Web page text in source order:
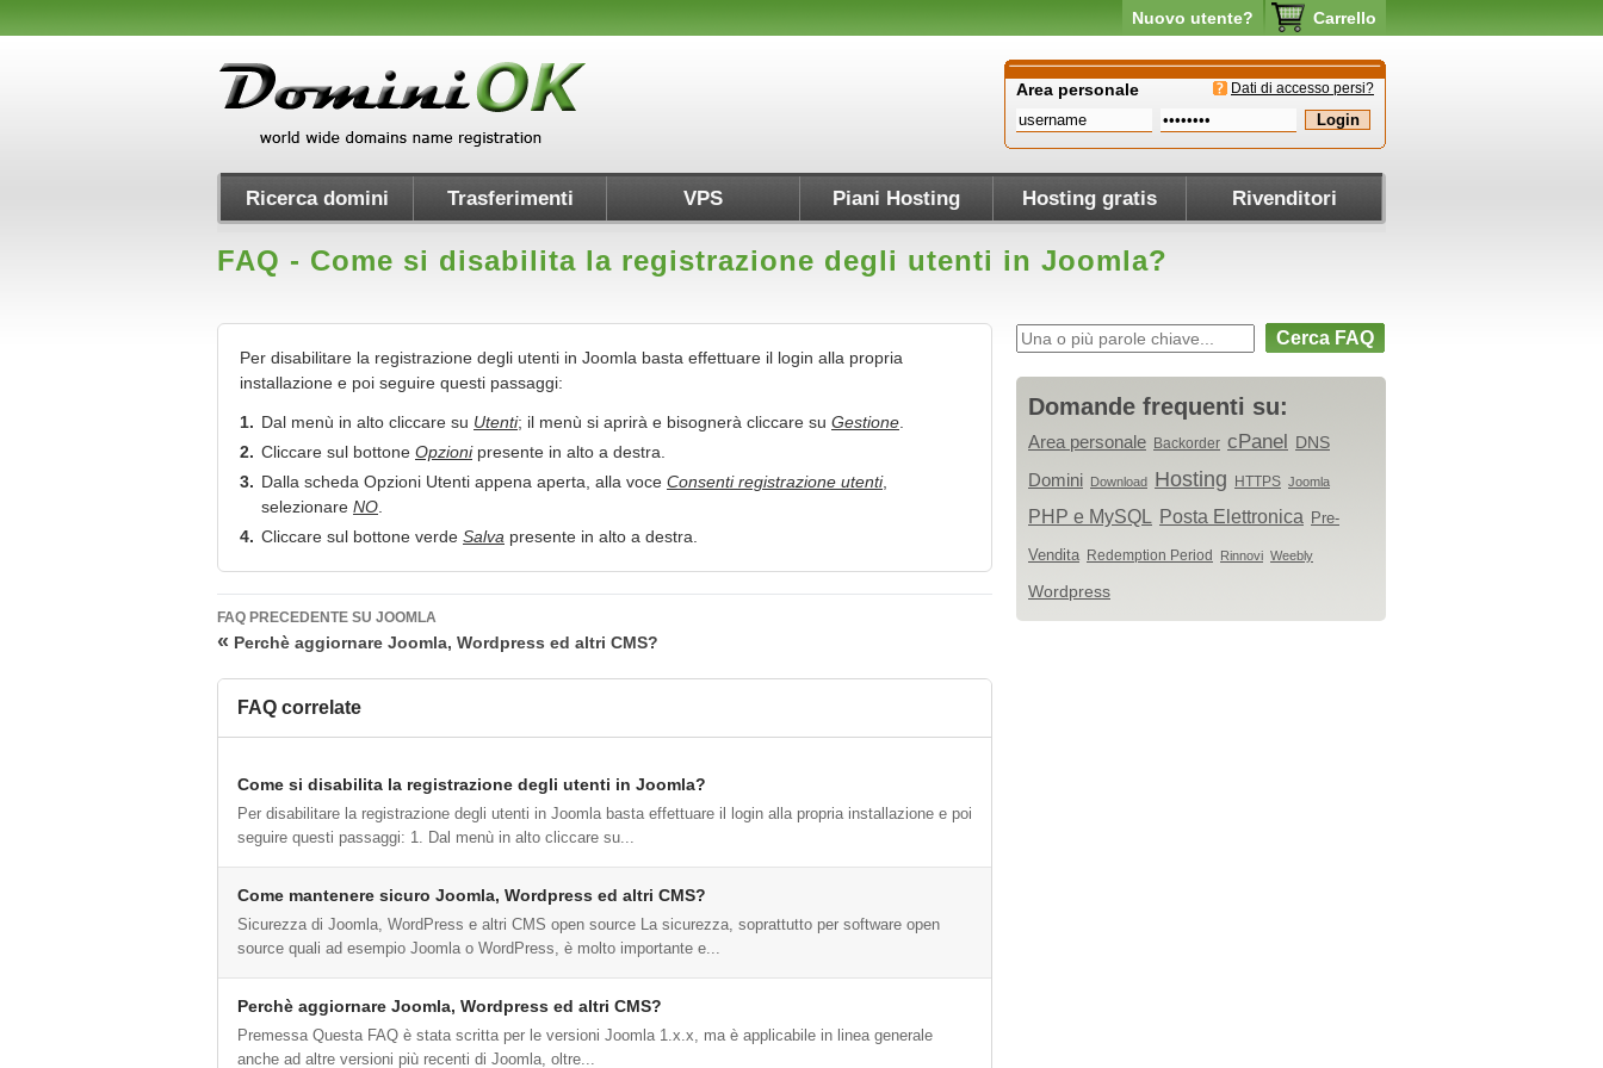
Nuovo utente? Carrello
Dati di accesso persi?
Area personale
Ricerca domini Trasferimenti VPS Piani Hosting Hosting gratis Rivenditori
FAQ - Come si disabilita la registrazione degli utenti in Joomla?
Per disabilitare la registrazione degli utenti in Joomla basta effettuare il login alla propria
installazione e poi seguire questi passaggi:
1. Dal menù in alto cliccare su Utenti; il menù si aprirà e bisognerà cliccare su Gestione
2. Cliccare sul bottone Opzionipresente in alto a destra.
3. Dalla scheda Opzioni Utenti appena aperta, alla voce Consenti registrazione utenti,
selezionare NO
4. Cliccare sul bottone verde Salva presente in alto a destra.
FAQ PRECEDENTE SU JOOMLA
« Perchè aggiornare Joomla, Wordpress ed altri CMS?
FAQ correlate
Come si disabilita la registrazione degli utenti in Joomla?
Per disabilitare la registrazione degli utenti in Joomla basta effettuare il login alla propria installazione e poi
seguire questi passaggi: 1. Dal menù in alto cliccare su...
Come mantenere sicuro Joomla, Wordpress ed altri CMS?
Sicurezza di Joomla, WordPress e altri CMS open source La sicurezza, soprattutto per software open
source quali ad esempio Joomla o WordPress, è molto importante e...
Perchè aggiornare Joomla, Wordpress ed altri CMS?
Premessa Questa FAQ è stata scritta per le versioni Joomla 1.x.x, ma è applicabile in linea generale
anche ad altre versioni più recenti di Joomla, oltre...
Cerca FAQ
Domande frequenti su:
Area personale Backorder cPanel DNS
Domini Download Hosting HTTPS Joomla
PHP e MySQL Posta Elettronica Pre-
Vendita Redemption Period Rinnovi Weebly
Wordpress